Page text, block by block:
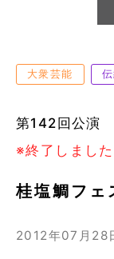
大衆芸能
第142回公演
※終了しました
桂塩鯛フェ
2012年07月28